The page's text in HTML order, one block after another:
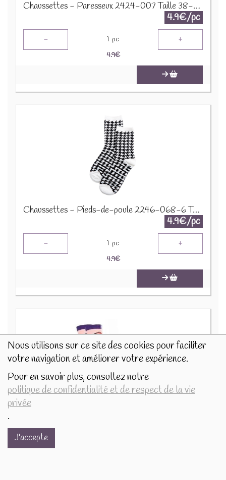
Nous utilisons sur ce site des cookies pour faciliter
votre navigation et améliorer votre expérience.
Pour en savoir plus, consultez notre
politique de confidentialité et de respect de la vie
privée
.
J'accepte
Chaussettes - Paresseux 2424-007 Taille 38-45
4.9€/pc
- 1 pc +
4.9€
Chaussettes - Pieds-de-poule 2246-068-6 Taille 38-45
4.9€/pc
- 1 pc +
4.9€
-